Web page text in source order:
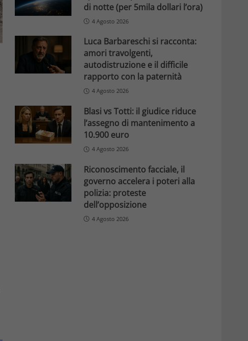
di notte (per 5mila dollari l’ora)
4 Agosto 2026
Luca Barbareschi si racconta:
amori travolgenti,
autodistruzione e il difficile
rapporto con la paternità
4 Agosto 2026
Blasi vs Totti: il giudice riduce
l’assegno di mantenimento a
10.900 euro
4 Agosto 2026
Riconoscimento facciale, il
governo accelera i poteri alla
polizia: proteste
dell’opposizione
4 Agosto 2026